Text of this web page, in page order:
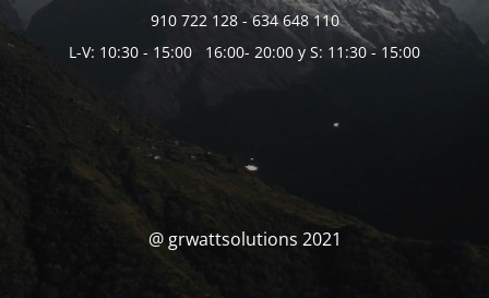
910 722 128 - 634 648 110
L-V: 10:30 - 15:00 16:00- 20:00 y S: 11:30 - 15:00
@ grwattsolutions 2021